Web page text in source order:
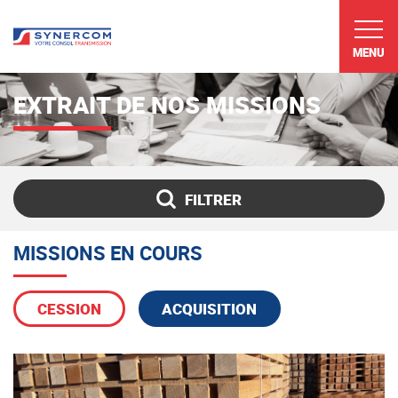
MENU
EXTRAIT DE NOS MISSIONS
FILTRER
Secteur d'activité
Chiffre d'affaires
MISSIONS EN COURS
CESSION ACQUISITION